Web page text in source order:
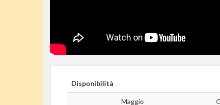
Disponibilità
Maggio